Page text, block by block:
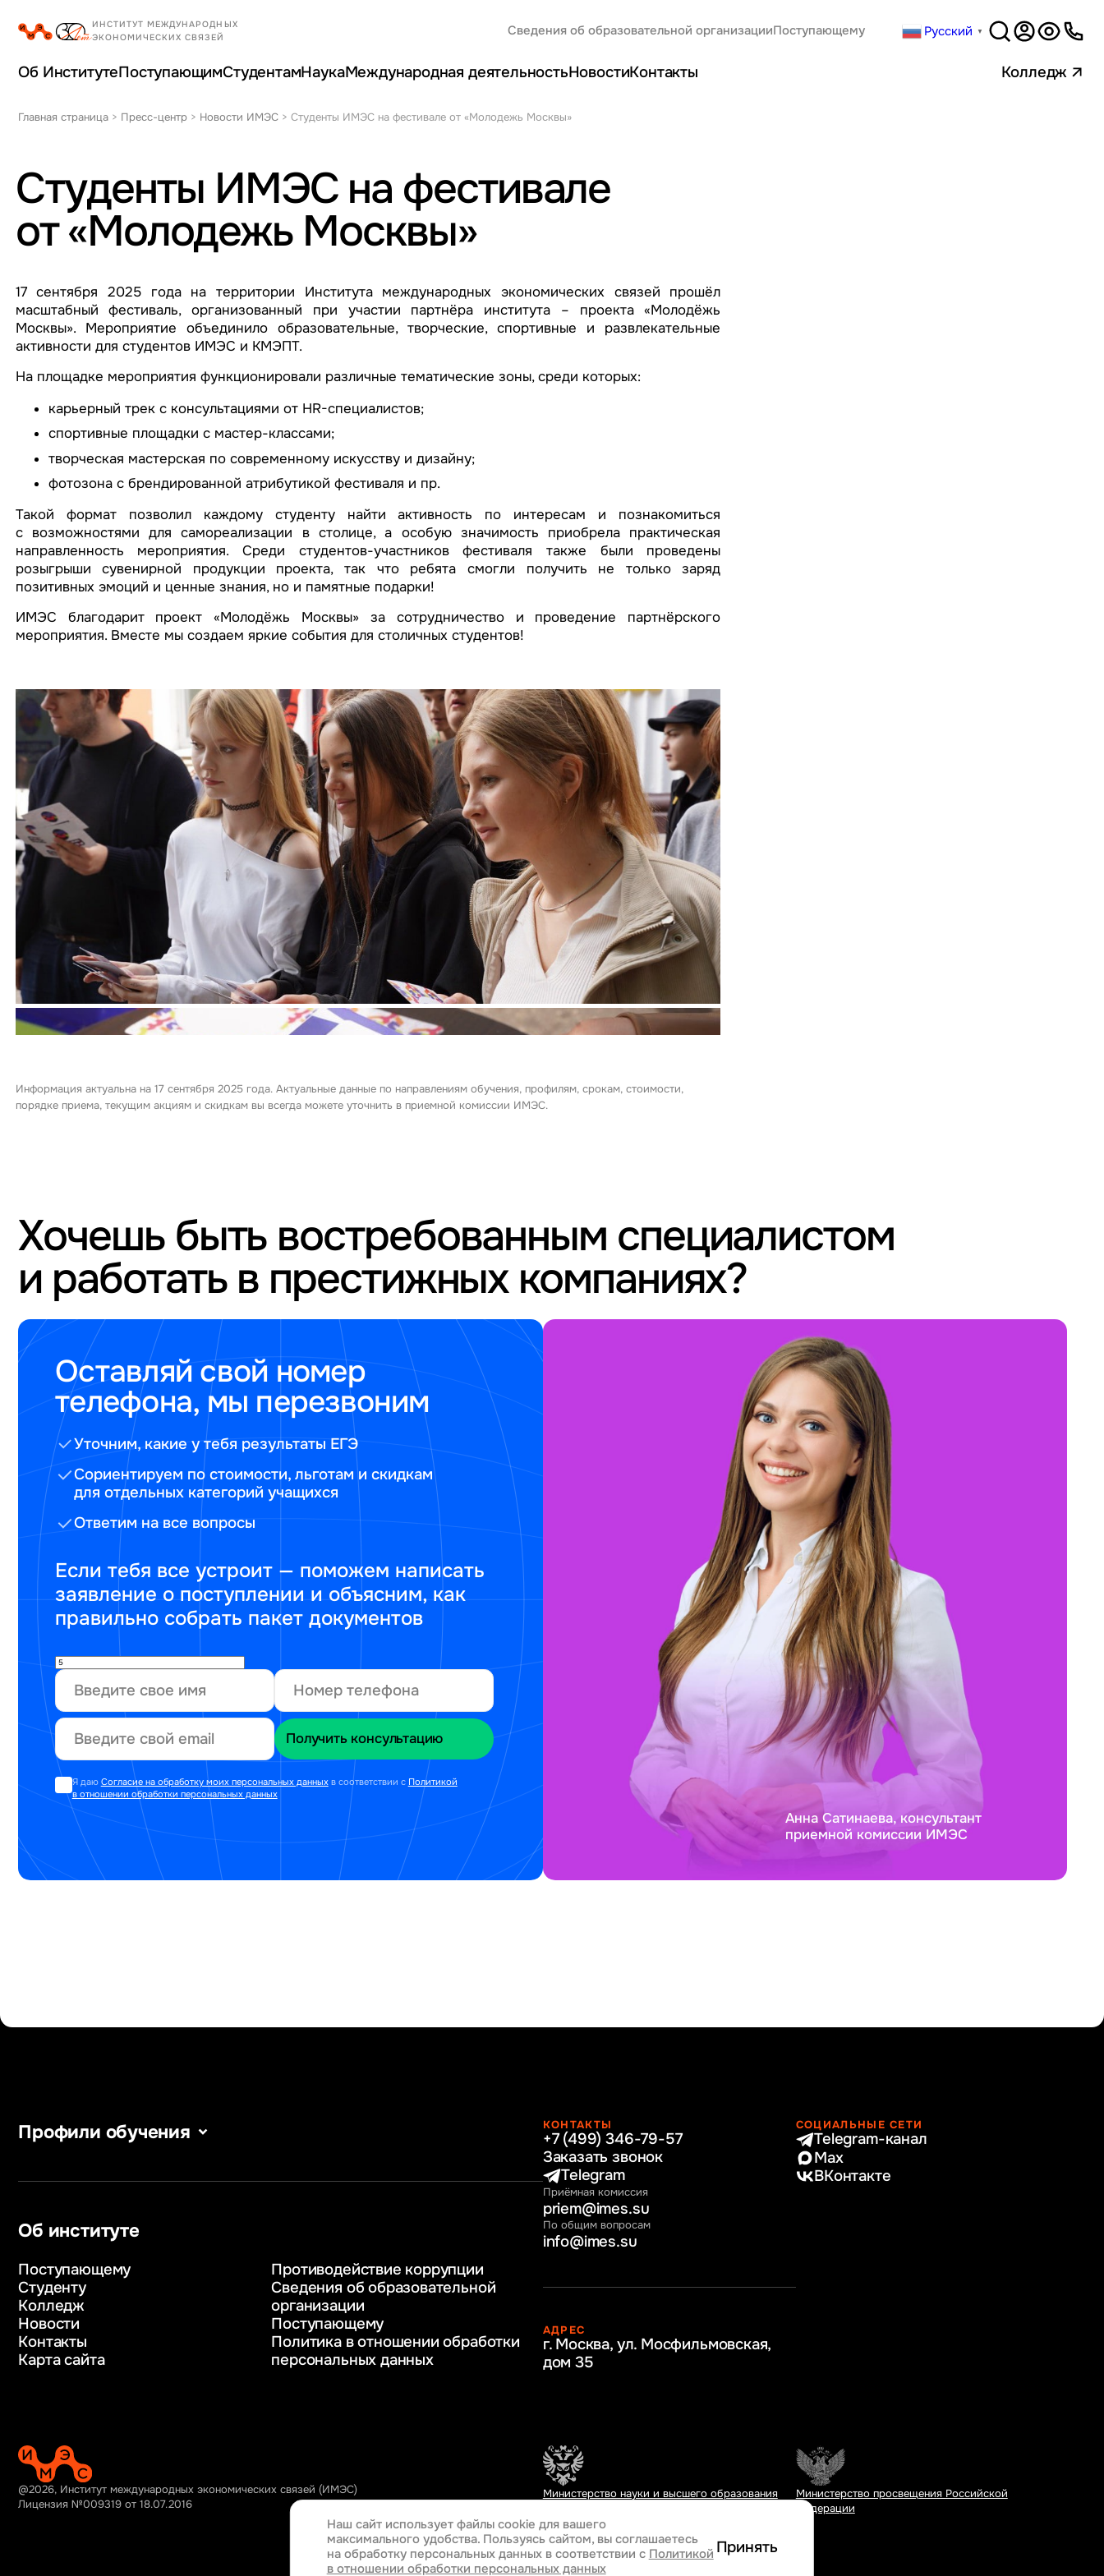
Сведения об образовательной организацииПоступающему Русский ▼
Версия
для
Об ИнститутеПоступающимСтудентамНаукаМеждународная деятельностьНовостиКонтакты Колледж
Главная страница > Пресс-центр > Новости ИМЭС >Студенты ИМЭС на фестивале от «Молодежь Москвы»
Студенты ИМЭС на фестивале
от «Молодежь Москвы»
17 сентября 2025 года на территории Института международных экономических связей прошёл
масштабный фестиваль, организованный при участии партнёра института – проекта «Молодёжь
Москвы». Мероприятие объединило образовательные, творческие, спортивные и развлекательные
активности для студентов ИМЭС и КМЭПТ.
На площадке мероприятия функционировали различные тематические зоны, среди которых:
карьерный трек с консультациями от HR-специалистов;
спортивные площадки с мастер-классами;
творческая мастерская по современному искусству и дизайну;
фотозона с брендированной атрибутикой фестиваля и пр.
Такой формат позволил каждому студенту найти активность по интересам и познакомиться
с возможностями для самореализации в столице, а особую значимость приобрела практическая
направленность мероприятия. Среди студентов-участников фестиваля также были проведены
розыгрыши сувенирной продукции проекта, так что ребята смогли получить не только заряд
позитивных эмоций и ценные знания, но и памятные подарки!
ИМЭС благодарит проект «Молодёжь Москвы» за сотрудничество и проведение партнёрского
мероприятия. Вместе мы создаем яркие события для столичных студентов!
Информация актуальна на 17 сентября 2025 года. Актуальные данные по направлениям обучения, профилям, срокам, стоимости,
порядке приема, текущим акциям и скидкам вы всегда можете уточнить в приемной комиссии ИМЭС.
Хочешь быть востребованным специалистом
и работать в престижных компаниях?
Оставляй свой номер
телефона, мы перезвоним
Уточним, какие у тебя результаты ЕГЭ
Сориентируем по стоимости, льготам и скидкам
для отдельных категорий учащихся
Ответим на все вопросы
Если тебя все устроит — поможем написать
заявление о поступлении и объясним, как
правильно собрать пакет документов
Я даю Согласие на обработку моих персональных данныхв соответствии с Политикой
в отношении обработки персональных данных
Анна Сатинаева, консультант
приемной комиссии ИМЭС
Профили обучения
и бизнес-аналитика
Управление в сфере
коммерческой деятельности
Психолого-педагогическое
консультирование и медиация
в образовании
Веб-дизайн
Управление инновационным
развитием предприятия
ресурсами
Таможенное регулирование
и логистика
Начальное образование
Интернет-маркетинг
Об институте
Поступающему
Студенту
Колледж
Новости
Контакты
Карта сайта
Противодействие коррупции
Сведения об образовательной
организации
Поступающему
Политика в отношении обработки
персональных данных
КОНТАКТЫ
+7 (499) 346-79-57
Заказать звонок
Telegram
Приёмная комиссия
priem@imes.su
По общим вопросам
info@imes.su
АДРЕС
г. Москва, ул. Мосфильмовская,
дом 35
СОЦИАЛЬНЫЕ СЕТИ
Telegram-канал
Max
ВКонтакте
@2026, Институт международных экономических связей (ИМЭС)
Лицензия №009319 от 18.07.2016
Министерство науки и высшего образования
Министерство просвещения Российской
Федерации
Разработка сайта
Наш сайт использует файлы cookie для вашего
максимального удобства. Пользуясь сайтом, вы соглашаетесь
на обработку персональных данныхв соответствии с Политикой
в отношении обработки персональных данных
Принять